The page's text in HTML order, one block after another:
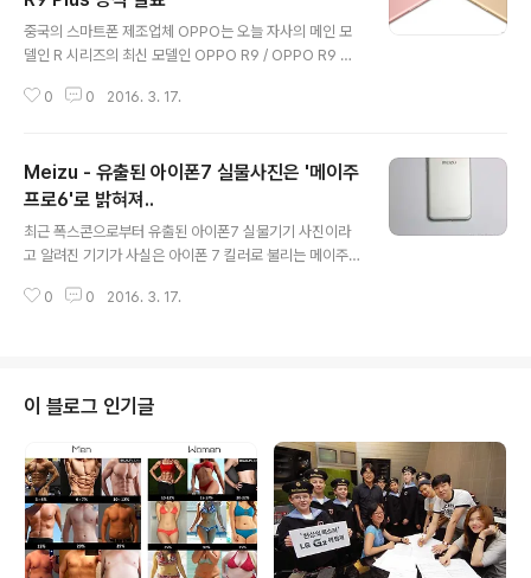
중국의 스마트폰 제조업체 OPPO는 오늘 자사의 메인 모
델인 R 시리즈의 최신 모델인 OPPO R9 / OPPO R9 Pl
림 베젤을 사용한 것이 특징이며, 타사보다 빠른 0.2초만
C를 지원하는 주력 모델입니다. OPPO R9 스펙5.5인치
FullHD(1920 * 1080) AMOLED 디스플레이미디어텍
Helio P10 옥타코어 프로세서4GB RAM64GB ROM
(microSD 지원)전면 1600만 화소 카메라(F2.0, 화각 7
화각 80.6도)지문인식 스캐너, V..
0 0 2016. 3. 17.
Meizu - 유출된 아이폰7 실물사진은 '메이주
프로6'로 밝혀져..
최근 폭스콘으로부터 유출된 아이폰7 실물기기 사진이라
고 알려진 기기가 사실은 아이폰 7 킬러로 불리는 메이주
용은 메이주의 과학기술부총재의 웨이보 계정을 통해 확인
드 6.0 기반 Flyme OS를 탑재한 것으로 알려졌습니다. *
4GB RAM / 64GB ROM 모델 및 6GB RAM / 128GB
ROM 모델로 분류 또한, 메이주 프로 6는 갤럭시 S7 엣지
와 같은 양측 커브드 디스플레이와 애플의 3D 터치와 유사
한 기능 및 하이파이 3.0, USB T..
0 0 2016. 3. 17.
이 블로그 인기글